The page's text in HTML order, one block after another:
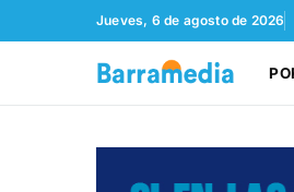
Jueves, 6 de agosto de 2026